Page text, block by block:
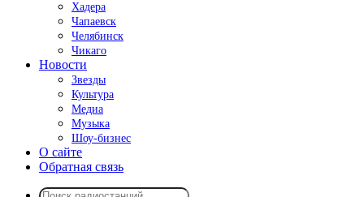
Хадера
Чапаевск
Челябинск
Чикаго
Новости
Звезды
Культура
Медиа
Музыка
Шоу-бизнес
О сайте
Обратная связь